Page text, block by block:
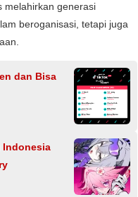
melahirkan generasi
beroganisasi, tetapi juga
dan Bisa
Indonesia